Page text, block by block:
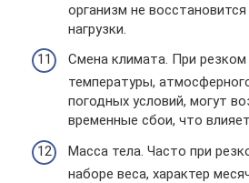
организм не
нагрузки.
Смена климата. При резком
температуры,
погодных условий, могут
временные сбои, что
Масса тела. Часто при
наборе веса, характер